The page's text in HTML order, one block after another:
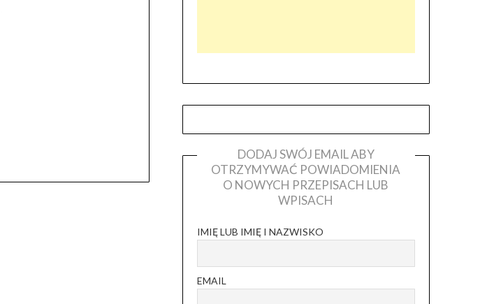
DODAJ SWÓJ EMAIL ABY
OTRZYMYWAĆ POWIADOMIENIA
O NOWYCH PRZEPISACH LUB
WPISACH
IMIĘ LUB IMIĘ I NAZWISKO
EMAIL